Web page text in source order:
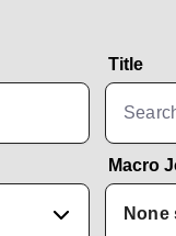
Title
Macro
None